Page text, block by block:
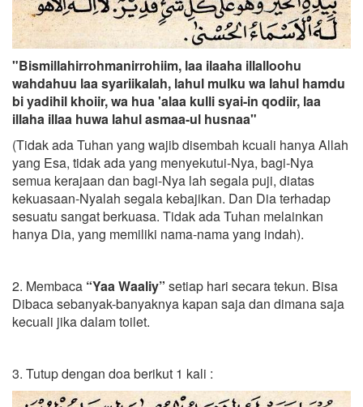
"Bismillahirrohmanirrohiim, laa ilaaha illalloohu
wahdahuu laa syariikalah, lahul mulku wa lahul hamdu
bi yadihil khoiir, wa hua 'alaa kulli syai-in qodiir, laa
illaha illaa huwa lahul asmaa-ul husnaa"
(Tidak ada Tuhan yang wajib disembah kcuali hanya Allah
yang Esa, tidak ada yang menyekutui-Nya, bagi-Nya
semua kerajaan dan bagi-Nya lah segala puji, diatas
kekuasaan-Nyalah segala kebajikan. Dan Dia terhadap
sesuatu sangat berkuasa. Tidak ada Tuhan melainkan
hanya Dia, yang memiliki nama-nama yang indah).
2. Membaca “Yaa Waaliy” setiap hari secara tekun. Bisa
Dibaca sebanyak-banyaknya kapan saja dan dimana saja
kecuali jika dalam toilet.
3. Tutup dengan doa berikut 1 kali :